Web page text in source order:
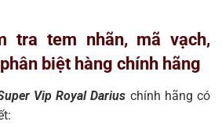
tra tem nhãn, mã vạch,
biệt hàng chính hãng
Vip Royal Darius chính hãng có